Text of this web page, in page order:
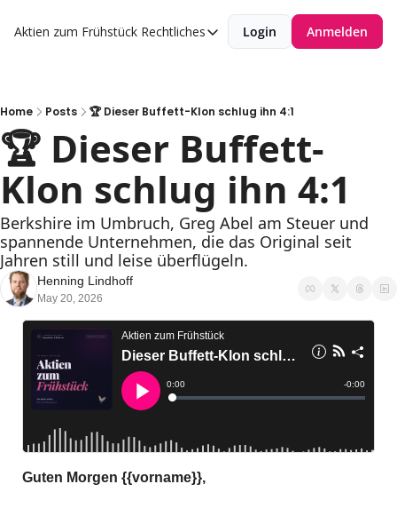
Aktien zum Frühstück Rechtliches
Rechtliches
Impressum
Login Anmelden
Home Posts 🏆 Dieser Buffett-Klon schlug ihn 4:1
🏆 Dieser Buffett-
Klon schlug ihn 4:1
Berkshire im Umbruch, Greg Abel am Steuer und
spannende Unternehmen, die das Original seit
Jahren still und leise überflügeln.
Henning Lindhoff
May 20, 2026
Guten Morgen {{vorname}},